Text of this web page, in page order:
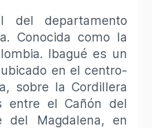
del departamento
Conocida como la
Ibagué es un
en el centro-
sobre la Cordillera
entre el Cañón del
del Magdalena, en